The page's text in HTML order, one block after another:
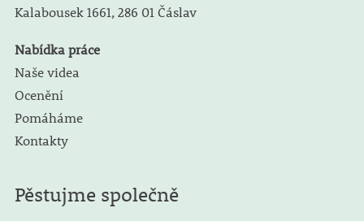
Kalabousek 1661, 286 01 Čáslav
Nabídka práce
Naše videa
Ocenění
Pomáháme
Kontakty
Pěstujme společně